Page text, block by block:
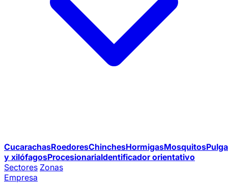
CucarachasRoedoresChinchesHormigasMosquitos
y xilófagosProcesionariaIdentificador orientativo
Sectores Zonas
Empresa